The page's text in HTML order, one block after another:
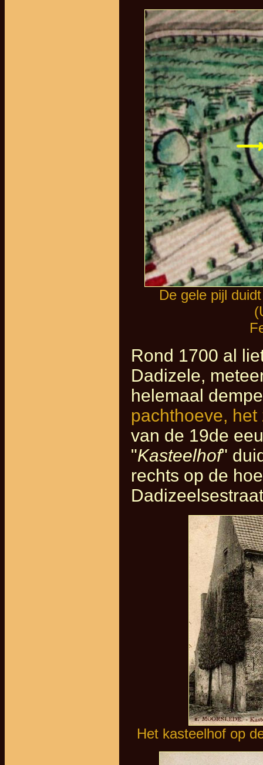
De gele pijl
Rond 1700 al
Dadizele,
helemaal
pachthoeve,
van de 19de
"Kasteelhof"
rechts op de
Het kasteelhof op